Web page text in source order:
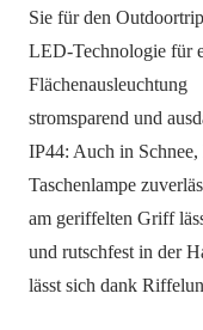
Sie für den
LED-Technologie für
Flächenausleuchtung
stromsparend und
IP44: Auch in
Taschenlampe
am geriffelten Griff
und rutschfest in der
lässt sich dank